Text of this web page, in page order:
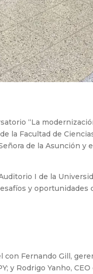
“La
la Facultad de
de la Asunción y
I de la
y oportunidades
con Fernando Gill,
y Rodrigo Yanho,